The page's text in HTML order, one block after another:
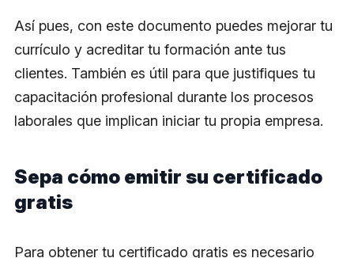
Así pues, con este documento puedes mejorar tu
currículo y acreditar tu formación ante tus
clientes. También es útil para que justifiques tu
capacitación profesional durante los procesos
laborales que implican iniciar tu propia empresa.
Sepa cómo emitir su certificado
gratis
Para obtener tu certificado gratis es necesario